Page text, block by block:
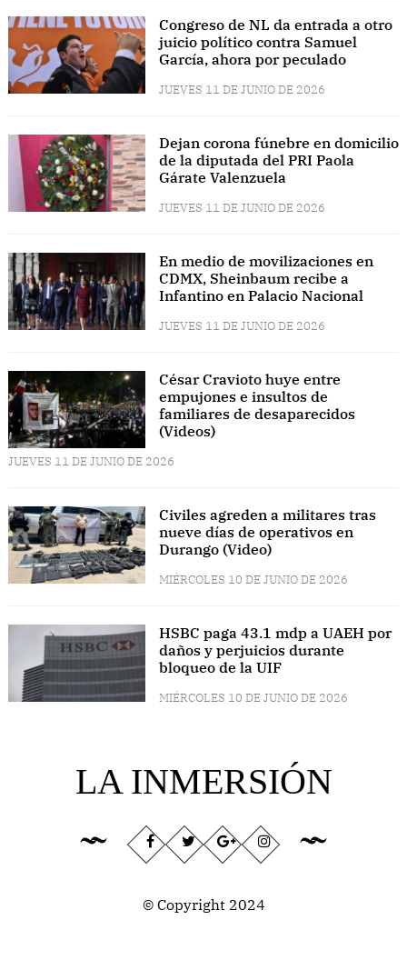
Congreso de NL da entrada a otro
juicio político contra Samuel
García, ahora por peculado
JUEVES 11 DE JUNIO DE 2026
Dejan corona fúnebre en domicilio
de la diputada del PRI Paola
Gárate Valenzuela
JUEVES 11 DE JUNIO DE 2026
En medio de movilizaciones en
CDMX, Sheinbaum recibe a
Infantino en Palacio Nacional
JUEVES 11 DE JUNIO DE 2026
César Cravioto huye entre
empujones e insultos de
familiares de desaparecidos
(Videos)
JUEVES 11 DE JUNIO DE 2026
Civiles agreden a militares tras
nueve días de operativos en
Durango (Video)
MIÉRCOLES 10 DE JUNIO DE 2026
HSBC paga 43.1 mdp a UAEH por
daños y perjuicios durante
bloqueo de la UIF
MIÉRCOLES 10 DE JUNIO DE 2026
LA INMERSIÓN
© Copyright 2024